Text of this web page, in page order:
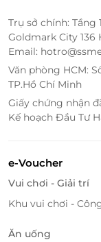
đẳng cấp và sẻ
không chỉ tặng
người nhận
món ăn, không
niu và ghi dấu.
Trụ sở chính: Tầng
Goldmark City 136
Email:
Văn phòng HCM:
TP.Hồ Chí Minh
Giấy chứng nhận
Kế hoạch Đầu Tư
e-Voucher
Vui chơi - Giải trí
Khu vui chơi -
Ăn uống